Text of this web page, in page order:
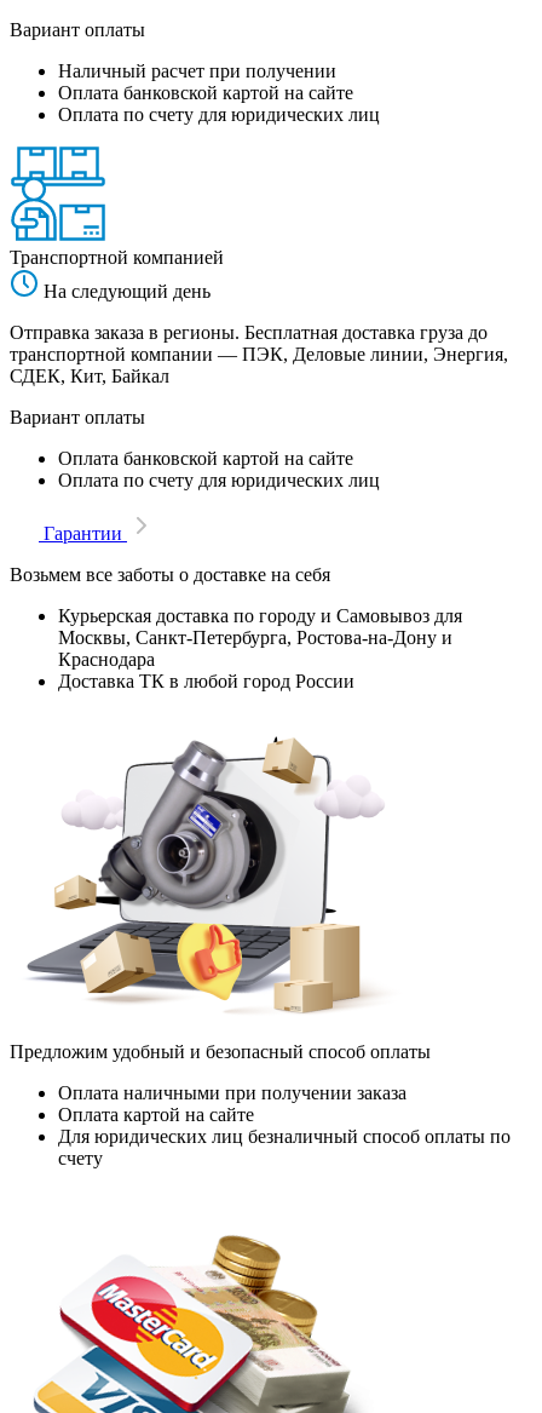
Вариант оплаты
Наличный расчет при получении
Оплата банковской картой на сайте
Оплата по счету для юридических лиц
Транспортной компанией
На следующий день
Отправка заказа в регионы. Бесплатная доставка груза до
транспортной компании — ПЭК, Деловые линии, Энергия,
СДЕК, Кит, Байкал
Вариант оплаты
Оплата банковской картой на сайте
Оплата по счету для юридических лиц
Гарантии
Возьмем все заботы о доставке на себя
Курьерская доставка по городу и Самовывоз для
Москвы, Санкт-Петербурга, Ростова-на-Дону и
Краснодара
Доставка ТК в любой город России
Предложим удобный и безопасный способ оплаты
Оплата наличными при получении заказа
Оплата картой на сайте
Для юридических лиц безналичный способ оплаты по
счету